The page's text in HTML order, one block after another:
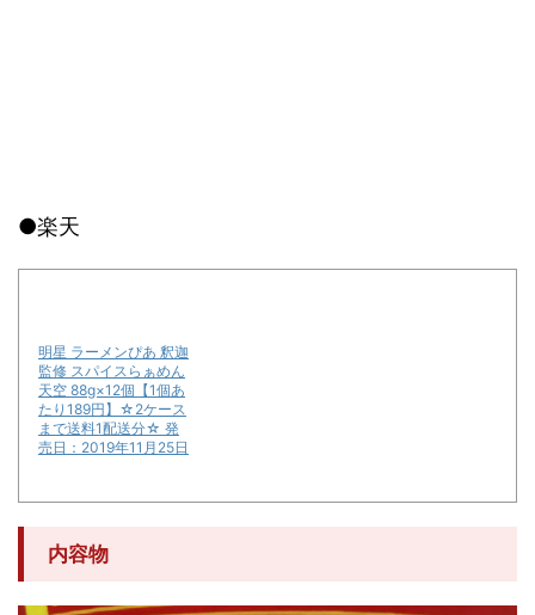
●楽天
明星 ラーメンぴあ 釈迦
監修 スパイスらぁめん
天空 88g×12個【1個あ
たり189円】☆2ケース
まで送料1配送分☆ 発
売日：2019年11月25日
内容物